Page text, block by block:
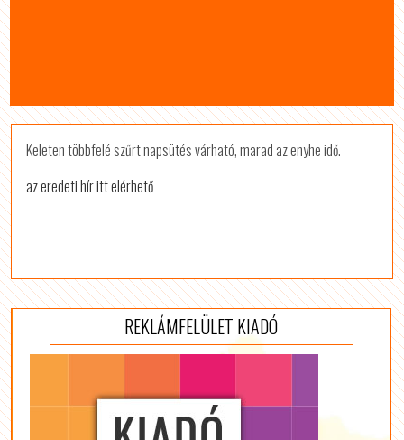
Keleten többfelé szűrt napsütés várható, marad az enyhe idő.
az eredeti hír itt elérhető
REKLÁMFELÜLET KIADÓ